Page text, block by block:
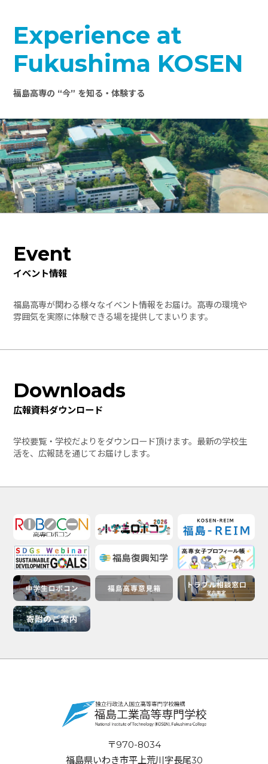
Experience at
Fukushima KOSEN
福島高専の “今” を知る・体験する
Event
イベント情報
福島高専が関わる様々なイベント情報をお届け。高専の環境や
雰囲気を実際に体験できる場を提供してまいります。
Downloads
広報資料ダウンロード
学校要覧・学校だよりをダウンロード頂けます。最新の学校生
活を、広報誌を通じてお届けします。
〒970-8034
福島県いわき市平上荒川字長尾30